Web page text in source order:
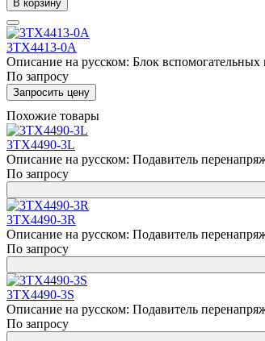
В корзину
3TX4413-0A
Описание на русском: Блок
По запросу
Запросить цену
Похожие товары
3TX4490-3L
Описание на русском: Подавитель
По запросу
3TX4490-3R
Описание на русском: Подавитель
По запросу
3TX4490-3S
Описание на русском: Подавитель
По запросу